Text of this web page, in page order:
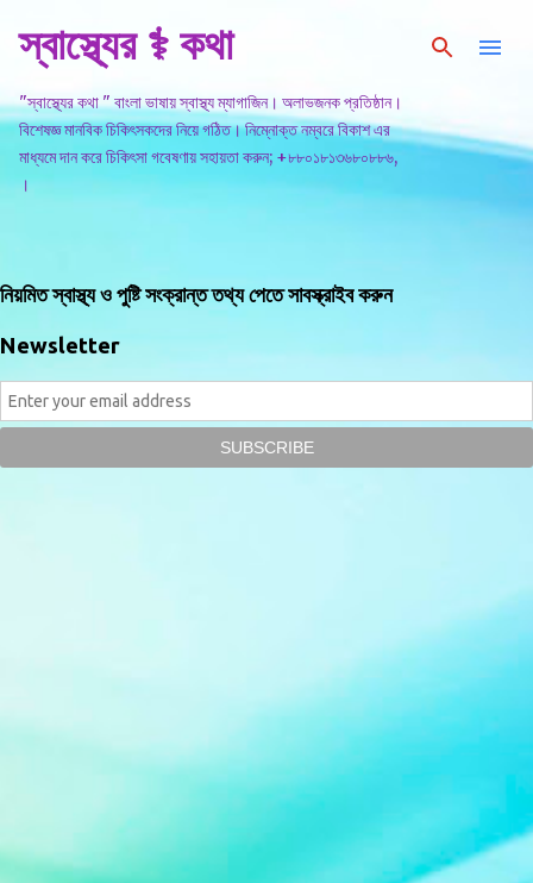
সরাসরি প্রধান সামগ্রীতে চলে যান
স্বাস্থ্যের ⚕️ কথা
"স্বাস্থ্যের কথা " বাংলা ভাষায় স্বাস্থ্য ম্যাগাজিন। অলাভজনক প্রতিষ্ঠান।
বিশেষজ্ঞ মানবিক চিকিৎসকদের নিয়ে গঠিত। নিম্নোক্ত নম্বরে বিকাশ এর
মাধ্যমে দান করে চিকিৎসা গবেষণায় সহায়তা করুন; +৮৮০১৮১৩৬৮০৮৮৬,
।
নিয়মিত স্বাস্থ্য ও পুষ্টি সংক্রান্ত তথ্য পেতে সাবস্ক্রাইব করুন
Newsletter